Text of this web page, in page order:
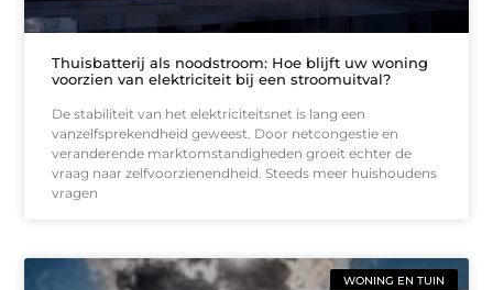
Thuisbatterij als noodstroom: Hoe blijft uw woning
voorzien van elektriciteit bij een stroomuitval?
De stabiliteit van het elektriciteitsnet is lang een
vanzelfsprekendheid geweest. Door netcongestie en
veranderende marktomstandigheden groeit echter de
vraag naar zelfvoorzienendheid. Steeds meer huishoudens
vragen
WONING EN TUIN